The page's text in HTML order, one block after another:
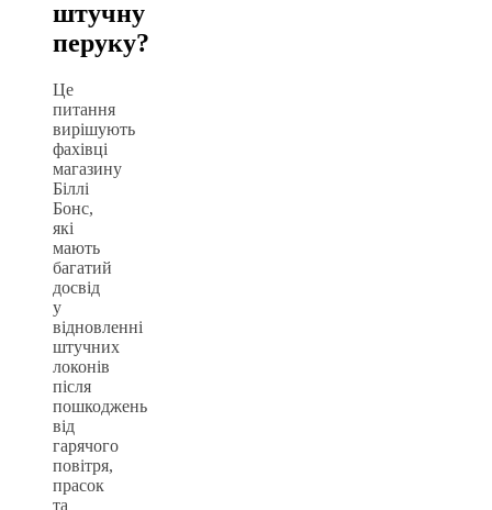
штучну
перуку?
Це
питання
вирішують
фахівці
магазину
Біллі
Бонс,
які
мають
багатий
досвід
у
відновленні
штучних
локонів
після
пошкоджень
від
гарячого
повітря,
прасок
та